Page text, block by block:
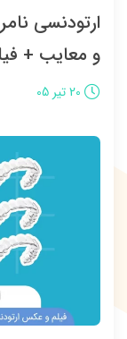
ارتودنسی
و معایب +